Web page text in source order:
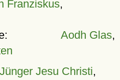
Franziskus,
Aodh Glas,
Jesu Christi,